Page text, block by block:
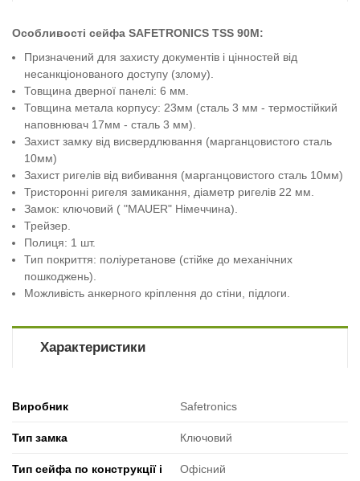
Особливості сейфа SAFETRONICS TSS 90M:
Призначений для захисту документів і цінностей від
несанкціонованого доступу (злому).
Товщина дверної панелі: 6 мм.
Товщина метала корпусу: 23мм (сталь 3 мм - термостійкий
наповнювач 17мм - сталь 3 мм).
Захист замку від висвердлювання (марганцовистого сталь
10мм)
Захист ригелів від вибивання (марганцовистого сталь 10мм)
Тристоронні ригеля замикання, діаметр ригелів 22 мм.
Замок: ключовий ( "MAUER" Німеччина).
Трейзер.
Полиця: 1 шт.
Тип покриття: поліуретанове (стійке до механічних
пошкоджень).
Можливість анкерного кріплення до стіни, підлоги.
Характеристики
Виробник Safetronics
Тип замка Ключовий
Тип сейфа по конструкції і
Офісний